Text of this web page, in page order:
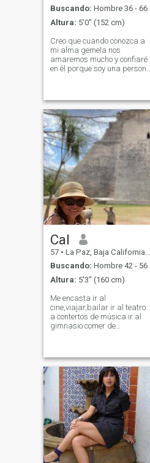
Buscando: Hombre 36 - 66
Altura: 5'0" (152 cm)
Creo que cuando conozca a
mi alma gemela nos
amaremos mucho y confiaré
en él porque soy una persona
para toda la vida. También
me considero una persona
muy alegre. Creo que su
calidad es importante
porque nunca soy aburrido.
Cal
57 • La Paz, Baja California Sur, México
Buscando: Hombre 42 - 56
Altura: 5'3" (160 cm)
Me encasta ir al
cine,viajar,bailar ir al teatro
a contertos de música ir al
gimnasio comer de
aprender de sus culturas ,
historia y costumbres .
Habla español, inglés,
inglés, inglés un poco de
aleman poquito de holandés
y francés entendo el italiano
pero no lo tiene. Estudios de
vida en Europa por más de
diez años de vida en
California Estados Unidos
casi once años ahora est